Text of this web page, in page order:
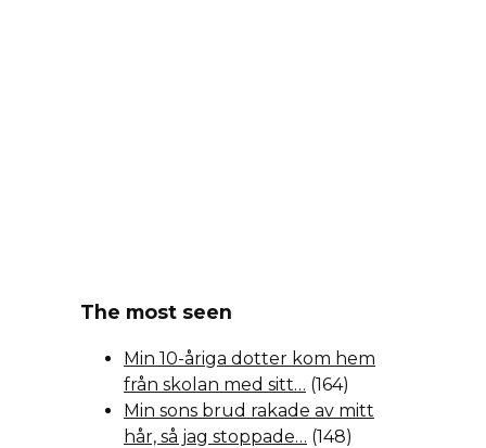
The most seen
Min 10-åriga dotter kom hem
från skolan med sitt… (164)
Min sons brud rakade av mitt
hår, så jag stoppade… (148)